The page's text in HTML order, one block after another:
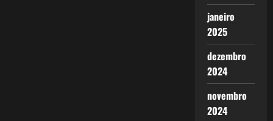
janeiro
2025
dezembro
2024
novembro
2024